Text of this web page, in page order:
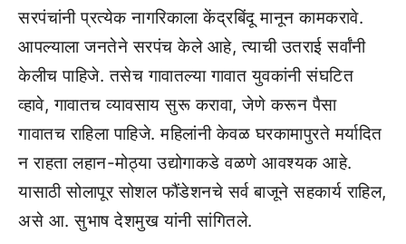
सरपंचांनी प्रत्येक नागरिकाला केंद्रबिंदू मानून कामकरावे.
आपल्याला जनतेने सरपंच केले आहे, त्याची उतराई सर्वांनी
केलीच पाहिजे. तसेच गावातल्या गावात युवकांनी संघटित
व्हावे, गावातच व्यावसाय सुरू करावा, जेणे करून पैसा
गावातच राहिला पाहिजे. महिलांनी केवळ घरकामापुरते मर्यादित
न राहता लहान-मोठ्या उद्योगाकडे वळणे आवश्यक आहे.
यासाठी सोलापूर सोशल फौंडेशनचे सर्व बाजूने सहकार्य राहिल,
असे आ. सुभाष देशमुख यांनी सांगितले.